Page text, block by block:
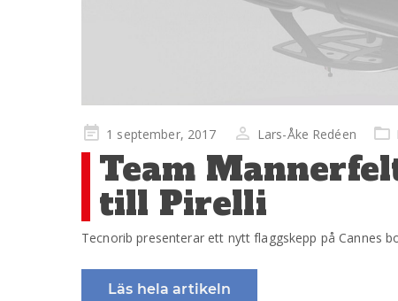
Publicerad
på
1 september, 2017 Lars-Åke Redéen
Team
till Pirelli
Tecnorib presenterar ett nytt flaggskepp på Cannes
Läs hela artikeln